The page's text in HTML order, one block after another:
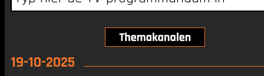
19-10-2025